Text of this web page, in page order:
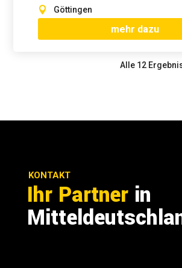
Göttingen
mehr dazu
Alle 12
KONTAKT
Ihr Partner in